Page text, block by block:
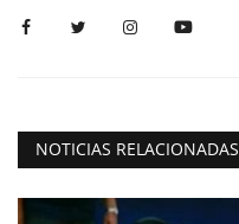
NOTICIAS RELACIONADAS